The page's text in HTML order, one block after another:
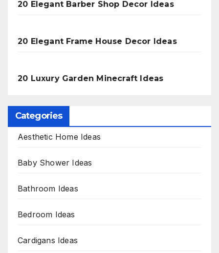
20 Elegant Barber Shop Decor Ideas
20 Elegant Frame House Decor Ideas
20 Luxury Garden Minecraft Ideas
Categories
Aesthetic Home Ideas
Baby Shower Ideas
Bathroom Ideas
Bedroom Ideas
Cardigans Ideas